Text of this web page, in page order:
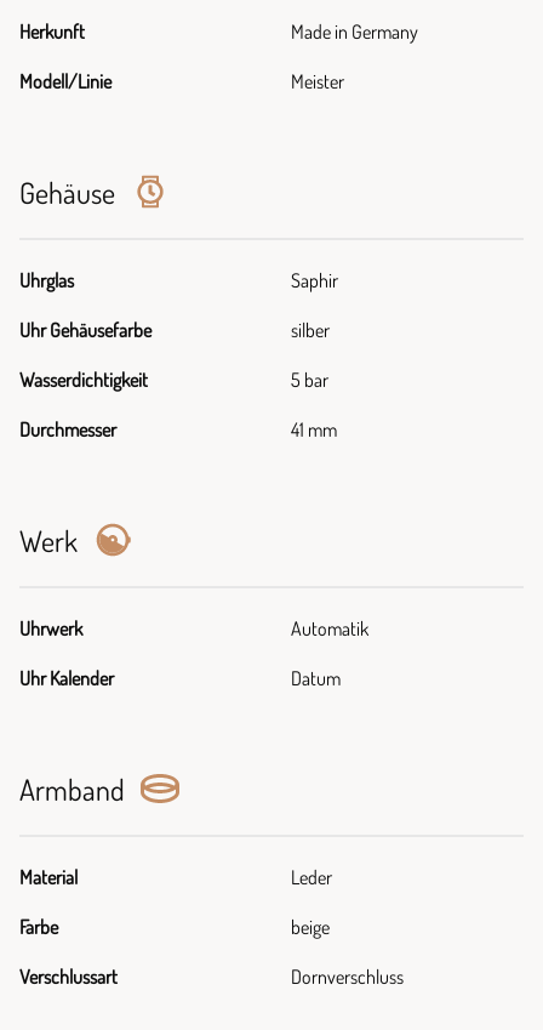
Herkunft Made in Germany
Modell/Linie Meister
Gehäuse
Uhrglas Saphir
Uhr Gehäusefarbe silber
Wasserdichtigkeit 5 bar
Durchmesser 41 mm
Werk
Uhrwerk Automatik
Uhr Kalender Datum
Armband
Material Leder
Farbe beige
Verschlussart Dornverschluss